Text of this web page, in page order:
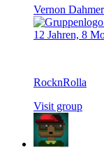
Vernon Dahmer
12 Jahren, 8
RocknRolla
Visit group